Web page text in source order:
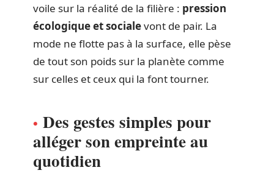
voile sur la réalité de la filière : pression
écologique et socialevont de pair. La
mode ne flotte pas à la surface, elle pèse
de tout son poids sur la planète comme
sur celles et ceux qui la font tourner.
Des gestes simples pour
alléger son empreinte au
quotidien